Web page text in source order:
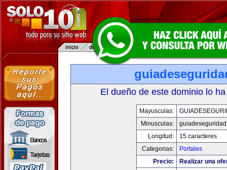
El dueño de este dominio lo
Mayusculas:
Minusculas:
Longitud:
15 caracteres
Categorias:
Portales
Precio:
Realizar una